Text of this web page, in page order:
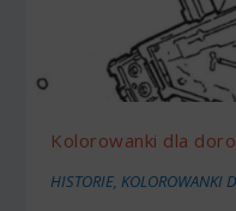
Kolorowanki dla
HISTORIE,KOLOROWANKI